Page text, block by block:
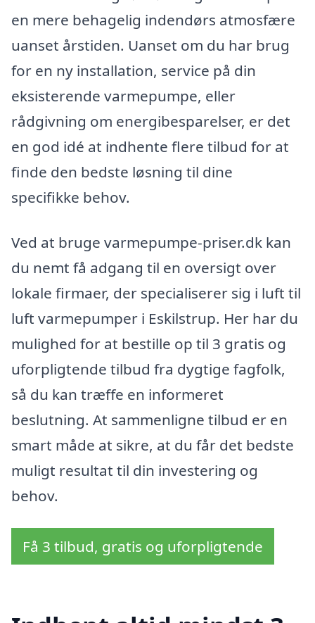
en mere behagelig indendørs atmosfære
uanset årstiden. Uanset om du har brug
for en ny installation, service på din
eksisterende varmepumpe, eller
rådgivning om energibesparelser, er det
en god idé at indhente flere tilbud for at
finde den bedste løsning til dine
specifikke behov.
Ved at bruge varmepumpe-priser.dk kan
du nemt få adgang til en oversigt over
lokale firmaer, der specialiserer sig i luft til
luft varmepumper i Eskilstrup. Her har du
mulighed for at bestille op til 3 gratis og
uforpligtende tilbud fra dygtige fagfolk,
så du kan træffe en informeret
beslutning. At sammenligne tilbud er en
smart måde at sikre, at du får det bedste
muligt resultat til din investering og
behov.
Få 3 tilbud, gratis og uforpligtende